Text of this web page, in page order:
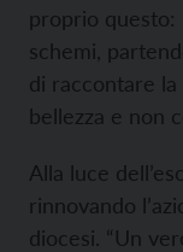
proprio
schemi,
di raccontare
bellezza e non
Alla luce
rinnovando
diocesi. “Un